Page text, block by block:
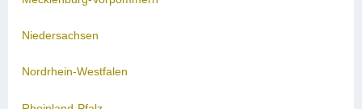
Niedersachsen
Nordrhein-Westfalen